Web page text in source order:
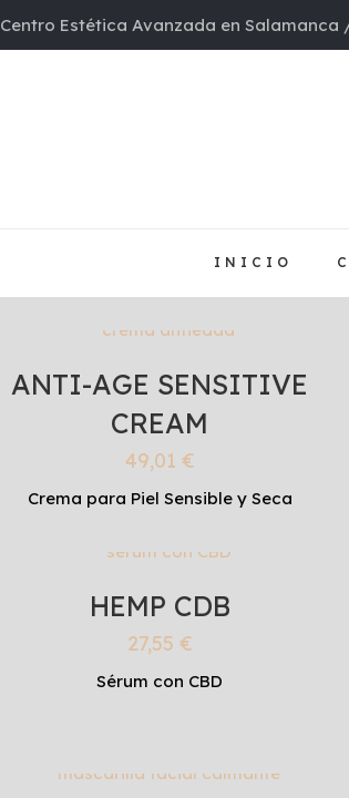
Centro Estética Avanzada en Salamanca
INICIO
ANTI-AGE SENSITIVE
CREAM
49,01 €
Crema para Piel Sensible y Seca
HEMP CDB
27,55 €
Sérum con CBD